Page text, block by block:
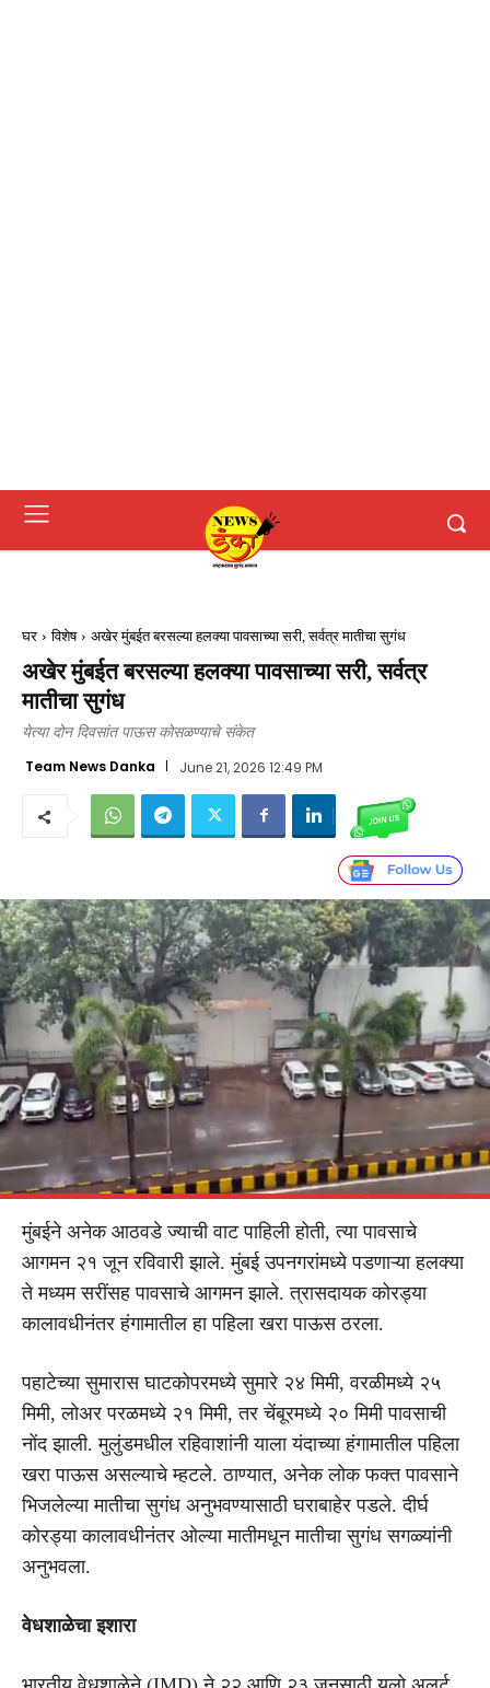
घर विशेष अखेर मुंबईत बरसल्या हलक्या पावसाच्या सरी, सर्वत्र मातीचा सुगंध
अखेर मुंबईत बरसल्या हलक्या पावसाच्या सरी, सर्वत्र
मातीचा सुगंध
येत्या दोन दिवसांत पाऊस कोसळण्याचे संकेत
Team News Danka June 21, 2026 12:49 PM
मुंबईने अनेक आठवडे ज्याची वाट पाहिली होती, त्या पावसाचे
आगमन २१ जून रविवारी झाले. मुंबई उपनगरांमध्ये पडणाऱ्या हलक्या
ते मध्यम सरींसह पावसाचे आगमन झाले. त्रासदायक कोरड्या
कालावधीनंतर हंगामातील हा पहिला खरा पाऊस ठरला.
पहाटेच्या सुमारास घाटकोपरमध्ये सुमारे २४ मिमी, वरळीमध्ये २५
मिमी, लोअर परळमध्ये २१ मिमी, तर चेंबूरमध्ये २० मिमी पावसाची
नोंद झाली. मुलुंडमधील रहिवाशांनी याला यंदाच्या हंगामातील पहिला
खरा पाऊस असल्याचे म्हटले. ठाण्यात, अनेक लोक फक्त पावसाने
भिजलेल्या मातीचा सुगंध अनुभवण्यासाठी घराबाहेर पडले. दीर्घ
कोरड्या कालावधीनंतर ओल्या मातीमधून मातीचा सुगंध सगळ्यांनी
अनुभवला.
वेधशाळेचा इशारा